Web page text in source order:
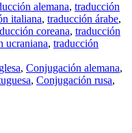
alemana, traducción
italiana, traducción árabe,
coreana, traducción
ucraniana, traducción
, Conjugación alemana,
, Conjugación rusa,